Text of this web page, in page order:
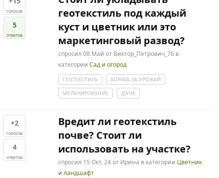
голосов
5
ответов
геотекстиль под каждый
куст и цветник или это
маркетинговый развод?
спросил 08 Май от Виктор_Петрович_76 в
категории Сад и огород
ГЕОТЕКСТИЛЬ
БОРЬБА-ЗА-УРОЖАЙ
МУЛЬЧИРОВАНИЕ
ДАЧА
+2
голосов
4
ответов
Вредит ли геотекстиль
почве? Стоит ли
использовать на участке?
спросил 15 Окт, 24 от Ирина в категории Цветник
и ландшафт